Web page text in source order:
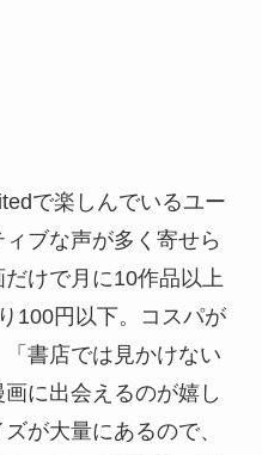
で楽しんでいるユー
ブな声が多く寄せら
けで月に10作品以上
100円以下。コスパが
書店では見かけない
に出会えるのが嬉し
が大量にあるので、